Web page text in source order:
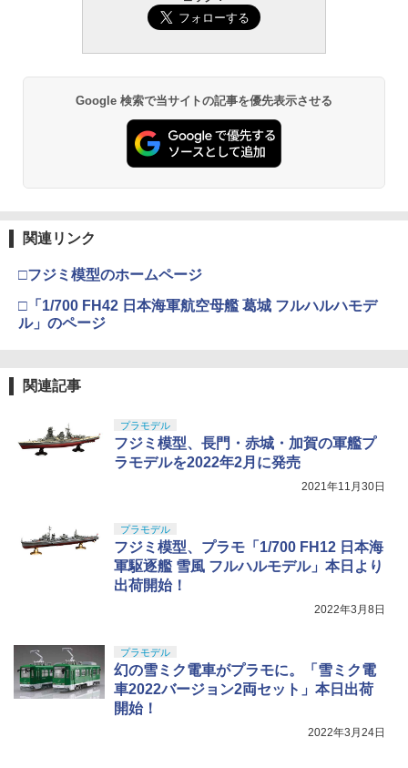
Google 検索で当サイトの記事を優先表示させる
関連リンク
□フジミ模型のホームページ
□「1/700 FH42 日本海軍航空母艦 葛城 フルハルハモデ
ル」のページ
関連記事
プラモデル
フジミ模型、長門・赤城・加賀の軍艦プ
ラモデルを2022年2月に発売
2021年11月30日
プラモデル
フジミ模型、プラモ「1/700 FH12 日本海
軍駆逐艦 雪風 フルハルモデル」本日より
出荷開始！
2022年3月8日
プラモデル
幻の雪ミク電車がプラモに。「雪ミク電
車2022バージョン2両セット」本日出荷
開始！
2022年3月24日